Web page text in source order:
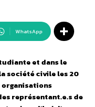
WhatsApp
et dans le
société civile les 20
organisations
représentant.e.s de